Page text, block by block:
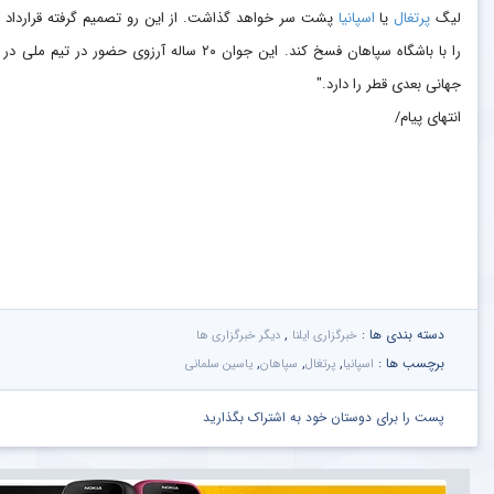
لیگ پرتغال یا اسپانیا پشت سر خواهد گذاشت. از این رو تصمیم گرفته
را با باشگاه سپاهان فسخ کند. این جوان ۲۰ ساله آرزوی حضور در تیم
جهانی بعدی قطر را دارد."
انتهای پیام/
دسته بندی ها : خبرگزاری ایلنا , دیگر خبرگزاری ها
برچسب ها : اسپانیا, پرتغال, سپاهان, یاسین سلمانی
پست را برای دوستان خود به اشتراک بگذارید